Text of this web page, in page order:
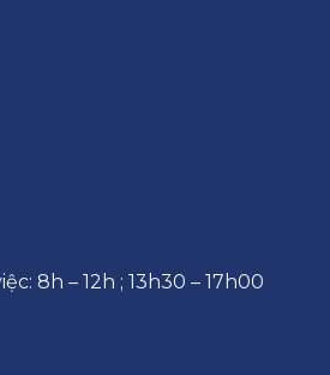
8h – 12h ; 13h30 – 17h00